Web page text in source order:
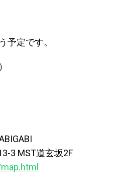
予定です。
3 MST道玄坂2F